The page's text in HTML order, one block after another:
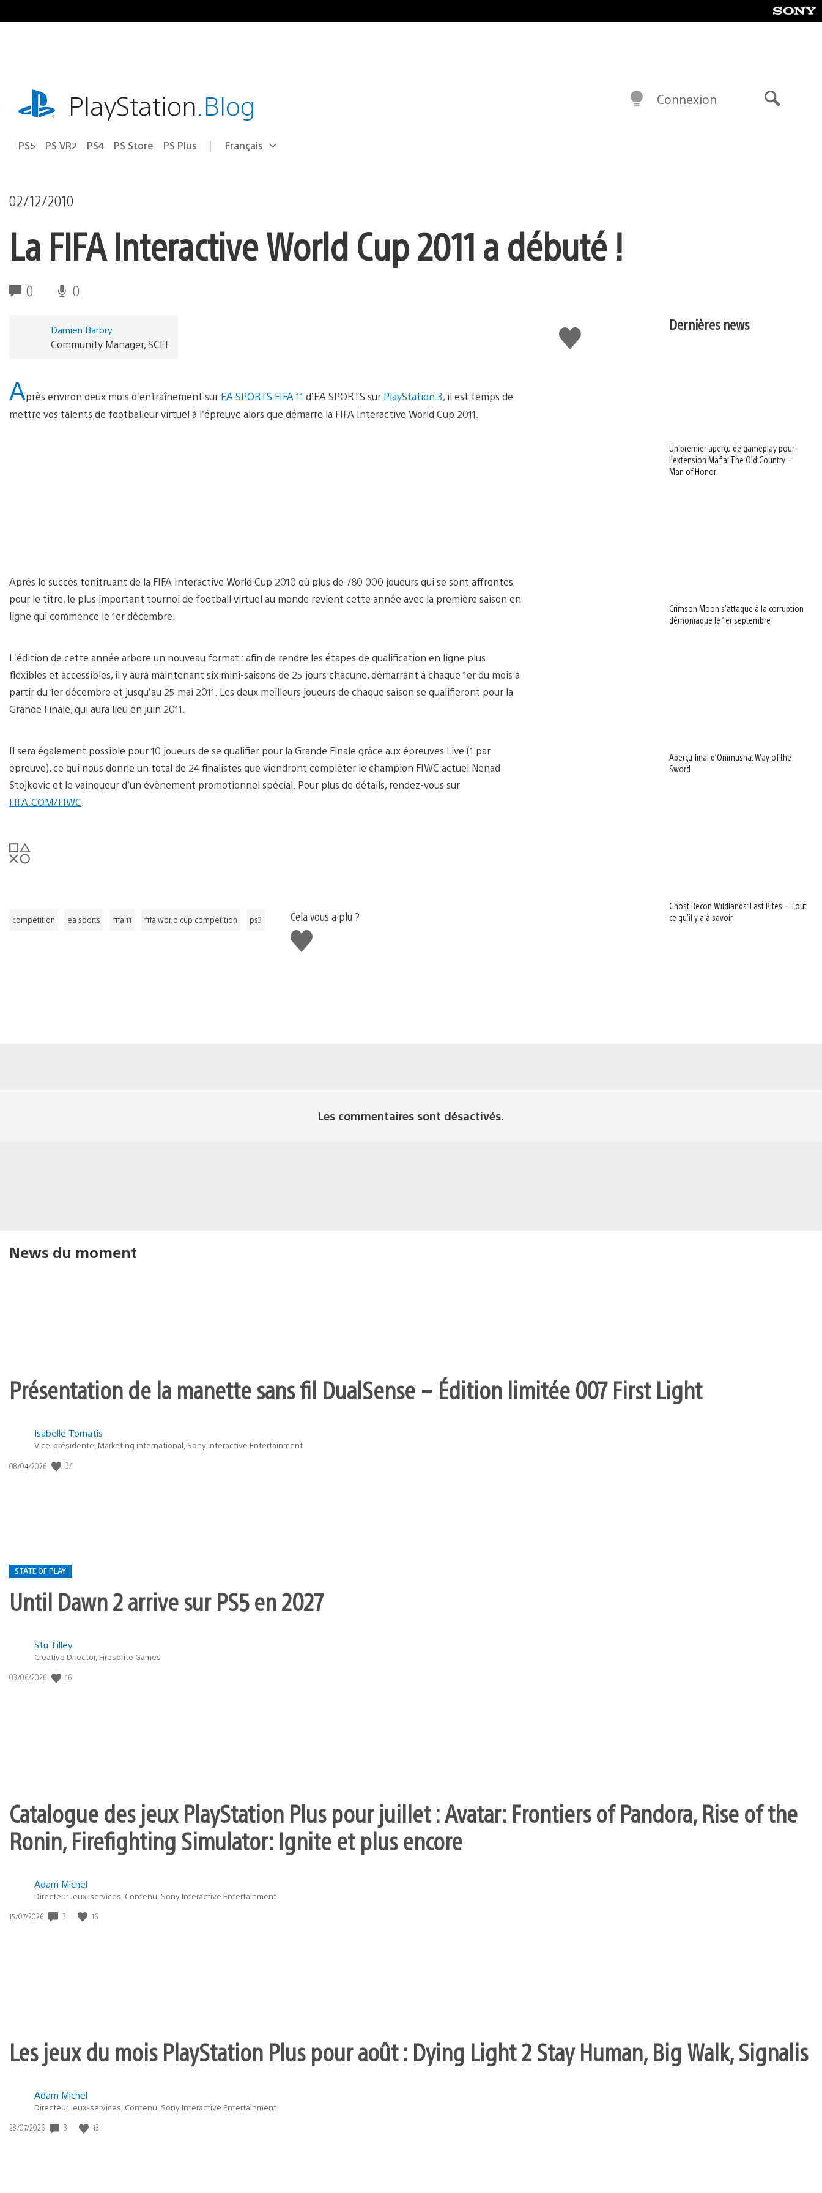
au
playstation.comPlayStation.Blog
PS5 PS VR2 PS4 PS Store PS Plus Choisir
Région
Français
Connexion
02/12/2010
La FIFA Interactive World Cup 2011 a débuté !
0 0
J'aime
Damien Barbry
Community Manager, SCEF
Après environ deux mois d’entraînement sur EA SPORTS FIFA 11 d’EA SPORTS sur PlayStation 3, il est temps de
mettre vos talents de footballeur virtuel à l’épreuve alors que démarre la FIFA Interactive World Cup 2011.
Après le succès tonitruant de la FIFA Interactive World Cup 2010 où plus de 780 000 joueurs qui se sont affrontés
pour le titre, le plus important tournoi de football virtuel au monde revient cette année avec la première saison en
ligne qui commence le 1er décembre.
L’édition de cette année arbore un nouveau format : afin de rendre les étapes de qualification en ligne plus
flexibles et accessibles, il y aura maintenant six mini-saisons de 25 jours chacune, démarrant à chaque 1er du mois à
partir du 1er décembre et jusqu’au 25 mai 2011. Les deux meilleurs joueurs de chaque saison se qualifieront pour la
Grande Finale, qui aura lieu en juin 2011.
Il sera également possible pour 10 joueurs de se qualifier pour la Grande Finale grâce aux épreuves Live (1 par
épreuve), ce qui nous donne un total de 24 finalistes que viendront compléter le champion FIWC actuel Nenad
Stojkovic et le vainqueur d’un évènement promotionnel spécial. Pour plus de détails, rendez-vous sur
FIFA.COM/FIWC
compétition ea sports fifa 11 fifa world cup competition ps3
Cela vous a plu ?
J'aime
Dernières news
Un premier aperçu de gameplay pour
l’extension Mafia: The Old Country –
Man of Honor
Crimson Moon s’attaque à la corruption
démoniaque le 1er septembre
Aperçu final d’Onimusha: Way of the
Sword
Ghost Recon Wildlands: Last Rites – Tout
ce qu’il y a à savoir
Les commentaires sont désactivés.
News du moment
Présentation de la manette sans fil DualSense – Édition limitée 007 First Light
Isabelle Tomatis
Vice-présidente, Marketing international, Sony Interactive Entertainment
Date
08/04/2026 34
STATE OF PLAY
Until Dawn 2 arrive sur PS5 en 2027
Postée
:
Stu Tilley
Creative Director, Firesprite Games
Date
03/06/2026 16
Catalogue des jeux PlayStation Plus pour juillet : Avatar: Frontiers of Pandora, Rise of the
Ronin, Firefighting Simulator: Ignite et plus encore
Adam Michel
Directeur Jeux-services, Contenu, Sony Interactive Entertainment
Date
15/07/2026 3 16
Les jeux du mois PlayStation Plus pour août : Dying Light 2 Stay Human, Big Walk, Signalis
Adam Michel
Directeur Jeux-services, Contenu, Sony Interactive Entertainment
Date
28/07/2026 3 13